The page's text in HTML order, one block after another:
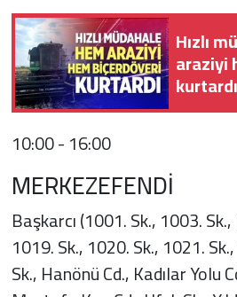
Hızlı
araziyi
kurtardı
10:00 - 16:00
MERKEZEFENDİ
Başkarcı (1001. Sk., 1003.
1019. Sk., 1020. Sk., 1021.
Sk., Hanönü Cd., Kadılar Yolu